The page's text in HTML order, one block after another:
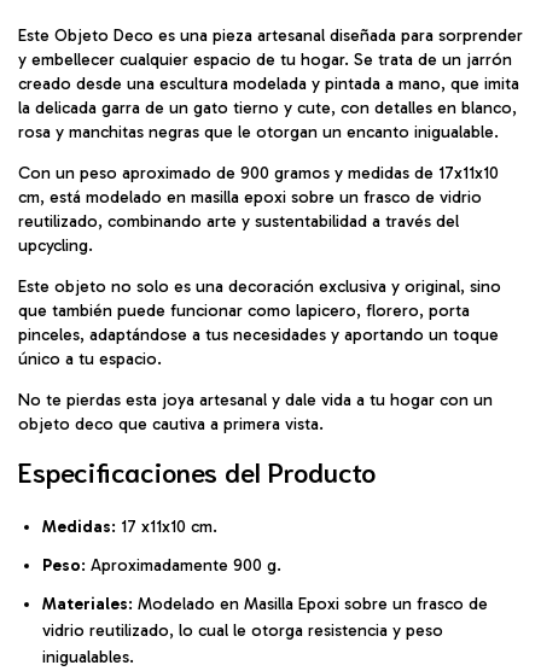
Este Objeto Deco es una pieza artesanal diseñada para sorprender
y embellecer cualquier espacio de tu hogar. Se trata de un jarrón
creado desde una escultura modelada y pintada a mano, que imita
la delicada garra de un gato tierno y cute, con detalles en blanco,
rosa y manchitas negras que le otorgan un encanto inigualable.
Con un peso aproximado de 900 gramos y medidas de 17x11x10
cm, está modelado en masilla epoxi sobre un frasco de vidrio
reutilizado, combinando arte y sustentabilidad a través del
upcycling.
Este objeto no solo es una decoración exclusiva y original, sino
que también puede funcionar como lapicero, florero, porta
pinceles, adaptándose a tus necesidades y aportando un toque
único a tu espacio.
No te pierdas esta joya artesanal y dale vida a tu hogar con un
objeto deco que cautiva a primera vista.
Especificaciones del Producto
Medidas: 17 x11x10 cm.
Peso: Aproximadamente 900 g.
Materiales: Modelado en Masilla Epoxi sobre un frasco de
vidrio reutilizado, lo cual le otorga resistencia y peso
inigualables.